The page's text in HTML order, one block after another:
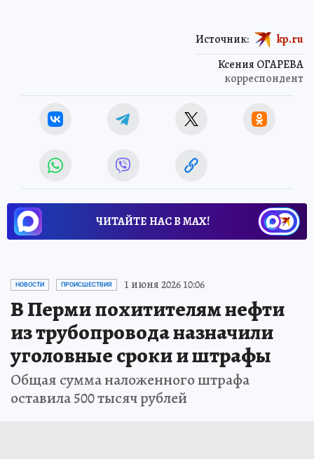
Ксения ОГАРЕВА
корреспондент
Источник: kp.ru
ЧИТАЙТЕ НАС В МАХ!
НОВОСТИ ПРОИСШЕСТВИЯ 1 июня 2026 10:06
В Перми похитителям нефти
из трубопровода назначили
уголовные сроки и штрафы
Общая сумма наложенного штрафа
оставила 500 тысяч рублей